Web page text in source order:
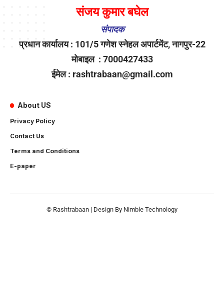
संजय कुमार बघेल
संपादक
प्रधान कार्यालय : 101/5 गणेश स्नेहल अपार्टमेंट, नागपुर-22
मोबाइल : 7000427433
ईमेल : rashtrabaan@gmail.com
About US
Privacy Policy
Contact Us
Terms and Conditions
E-paper
© Rashtrabaan | Design By Nimble Technology